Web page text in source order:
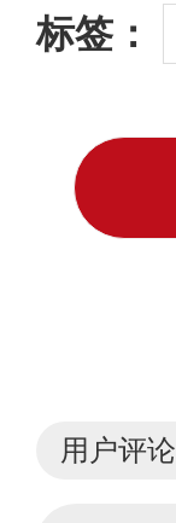
标签：
用户评论